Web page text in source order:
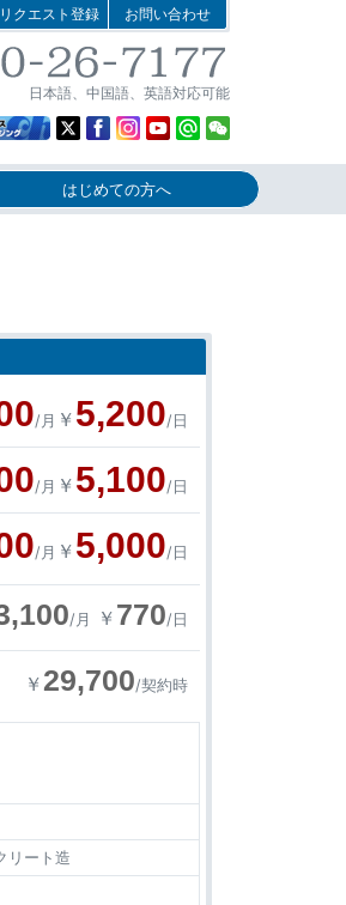
リクエスト登録 お問い合わせ
日本語、中国語、英語対応可能
はじめての方へ
/月 ￥ 5,200/日
/月 ￥ 5,100/日
/月 ￥ 5,000/日
/月 ￥ 770/日
￥ 29,700/契約時
リート造